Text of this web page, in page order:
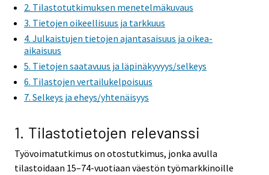
2. Tilastotutkimuksen menetelmäkuvaus
3. Tietojen oikeellisuus ja tarkkuus
4. Julkaistujen tietojen ajantasaisuus ja oikea-
aikaisuus
5. Tietojen saatavuus ja läpinäkyvyys/selkeys
6. Tilastojen vertailukelpoisuus
7. Selkeys ja eheys/yhtenäisyys
1. Tilastotietojen relevanssi
Työvoimatutkimus on otostutkimus, jonka avulla
tilastoidaan 15–74-vuotiaan väestön työmarkkinoille